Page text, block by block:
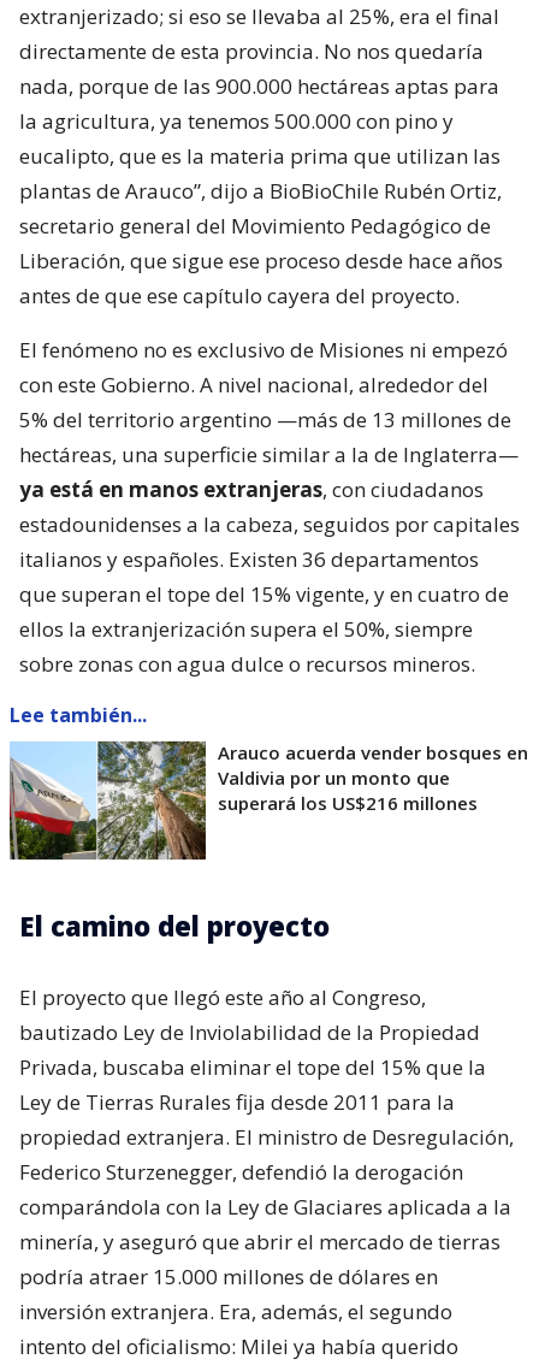
extranjerizado; si eso se llevaba al 25%, era el final
directamente de esta provincia. No nos quedaría
nada, porque de las 900.000 hectáreas aptas para
la agricultura, ya tenemos 500.000 con pino y
eucalipto, que es la materia prima que utilizan las
plantas de Arauco”, dijo a BioBioChile Rubén Ortiz,
secretario general del Movimiento Pedagógico de
Liberación, que sigue ese proceso desde hace años
antes de que ese capítulo cayera del proyecto.
El fenómeno no es exclusivo de Misiones ni empezó
con este Gobierno. A nivel nacional, alrededor del
5% del territorio argentino —más de 13 millones de
hectáreas, una superficie similar a la de Inglaterra—
ya está en manos extranjeras, con ciudadanos
estadounidenses a la cabeza, seguidos por capitales
italianos y españoles. Existen 36 departamentos
que superan el tope del 15% vigente, y en cuatro de
ellos la extranjerización supera el 50%, siempre
sobre zonas con agua dulce o recursos mineros.
Lee también...
Arauco acuerda vender bosques en
Valdivia por un monto que
superará los US$216 millones
El camino del proyecto
El proyecto que llegó este año al Congreso,
bautizado Ley de Inviolabilidad de la Propiedad
Privada, buscaba eliminar el tope del 15% que la
Ley de Tierras Rurales fija desde 2011 para la
propiedad extranjera. El ministro de Desregulación,
Federico Sturzenegger, defendió la derogación
comparándola con la Ley de Glaciares aplicada a la
minería, y aseguró que abrir el mercado de tierras
podría atraer 15.000 millones de dólares en
inversión extranjera. Era, además, el segundo
intento del oficialismo: Milei ya había querido